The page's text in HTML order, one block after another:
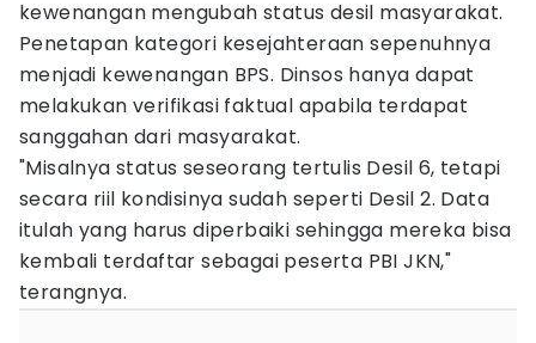
kewenangan mengubah status desil masyarakat.
Penetapan kategori kesejahteraan sepenuhnya
menjadi kewenangan BPS. Dinsos hanya dapat
melakukan verifikasi faktual apabila terdapat
sanggahan dari masyarakat.
"Misalnya status seseorang tertulis Desil 6, tetapi
secara riil kondisinya sudah seperti Desil 2. Data
itulah yang harus diperbaiki sehingga mereka bisa
kembali terdaftar sebagai peserta PBI JKN,"
terangnya.